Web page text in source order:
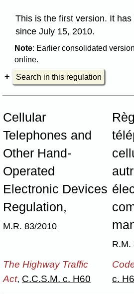
This is the first version. It
since July 15, 2010.
Note: Earlier consolidated
online.
Search in this regulation
Cellular
Telephones and
Other Hand-
Operated
Electronic Devices
Regulation,
M.R. 83/2010
R.M.
The Highway Traffic
Act, C.C.S.M. c. H60
c.